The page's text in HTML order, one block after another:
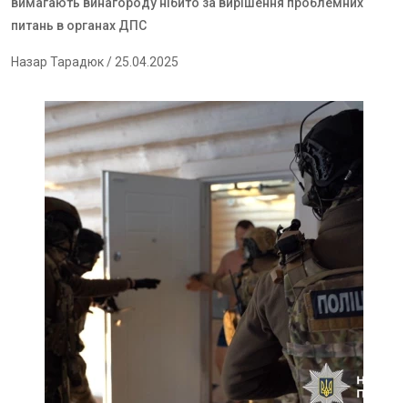
питань в органах ДПС
Назар Тарадюк/ 25.04.2025